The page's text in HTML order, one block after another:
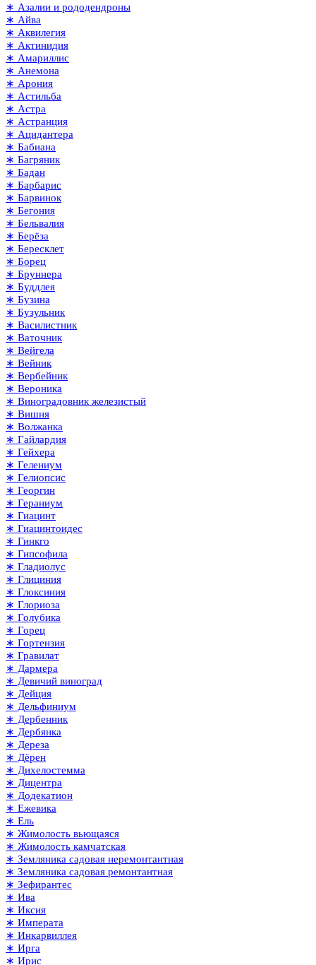
∗ Азалии и рододендроны
∗ Айва
∗ Аквилегия
∗ Актинидия
∗ Амариллис
∗ Анемона
∗ Арония
∗ Астильба
∗ Астра
∗ Астранция
∗ Ацидантера
∗ Бабиана
∗ Багряник
∗ Бадан
∗ Барбарис
∗ Барвинок
∗ Бегония
∗ Бельвалия
∗ Берёза
∗ Бересклет
∗ Борец
∗ Бруннера
∗ Буддлея
∗ Бузина
∗ Бузульник
∗ Василистник
∗ Ваточник
∗ Вейгела
∗ Вейник
∗ Вербейник
∗ Вероника
∗ Виноградовник железистый
∗ Вишня
∗ Волжанка
∗ Гайлардия
∗ Гейхера
∗ Гелениум
∗ Гелиопсис
∗ Георгин
∗ Гераниум
∗ Гиацинт
∗ Гиацинтоидес
∗ Гинкго
∗ Гипсофила
∗ Гладиолус
∗ Глициния
∗ Глоксиния
∗ Глориоза
∗ Голубика
∗ Горец
∗ Гортензия
∗ Гравилат
∗ Дармера
∗ Девичий виноград
∗ Дейция
∗ Дельфиниум
∗ Дербенник
∗ Дербянка
∗ Дереза
∗ Дёрен
∗ Дихелостемма
∗ Дицентра
∗ Додекатион
∗ Ежевика
∗ Ель
∗ Жимолость вьющаяся
∗ Жимолость камчатская
∗ Земляника садовая неремонтантная
∗ Земляника садовая ремонтантная
∗ Зефирантес
∗ Ива
∗ Иксия
∗ Императа
∗ Инкарвиллея
∗ Ирга
∗ Ирис